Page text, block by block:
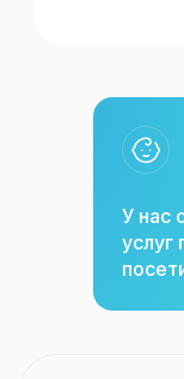
У нас
услуг